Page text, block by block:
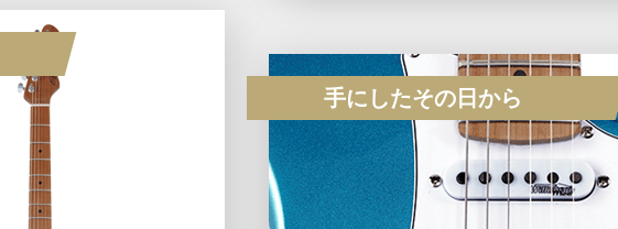
手にしたその日から